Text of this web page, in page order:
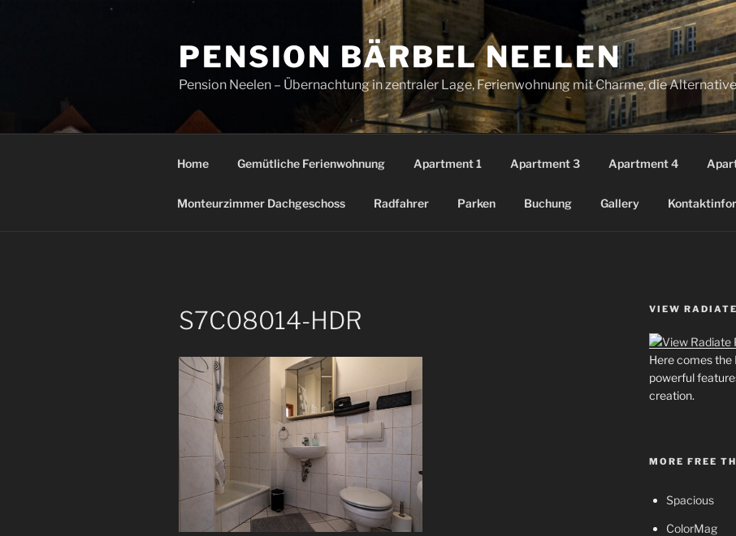
PENSION BÄRBEL NEELEN
Pension Neelen – Übernachtung in zentraler Lage, Ferienwohnung mit Charme, die
Home Gemütliche Ferienwohnung Apartment 1 Apartment 3 Apartment 4
Monteurzimmer Dachgeschoss Radfahrer Parken Buchung Gallery
S7C08014-HDR VIEW
Here comes the
powerful
creation.
MORE FREE
Spacious
ColorMag